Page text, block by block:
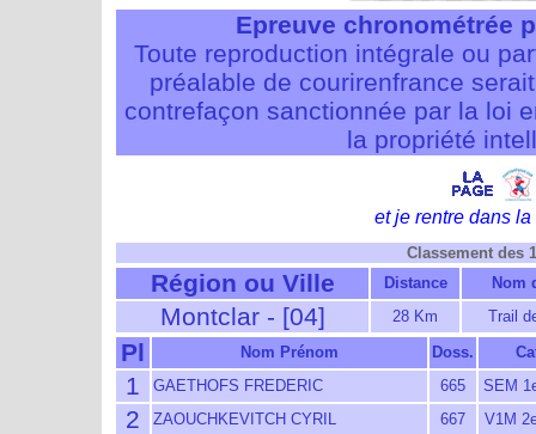
Epreuve chronométrée
Toute reproduction intégrale ou
préalable de courirenfrance
contrefaçon sanctionnée par la loi
la propriété
et je rentre dans la
Classement des
Région ou Ville Distance Nom
Montclar - [04] 28 Km Trail
Pl Nom Prénom Doss.
1 GAETHOFS FREDERIC 665 SEM
2 ZAOUCHKEVITCH CYRIL 667 V1M